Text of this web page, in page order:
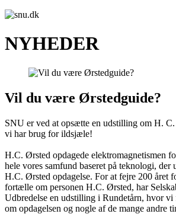
NYHEDER
Vil du være Ørstedguide?
SNU er ved at opsætte en udstilling om H.
vi har brug for ildsjæle!
H.C. Ørsted opdagede elektromagnetismen
hele vores samfund baseret på teknologi, der
H.C. Ørsted opdagelse. For at fejre 200 året
fortælle om personen H.C. Ørsted, har
Udbredelse en udstilling i Rundetårn, hvor
om opdagelsen og nogle af de mange andre